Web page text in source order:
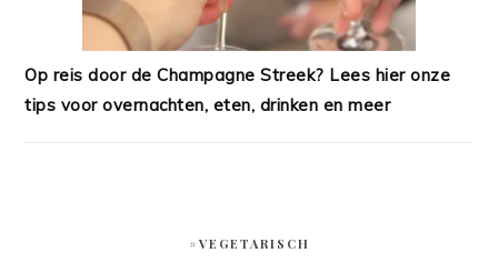
Op reis door de Champagne Streek? Lees hier onze
tips voor overnachten, eten, drinken en meer
#VEGETARISCH